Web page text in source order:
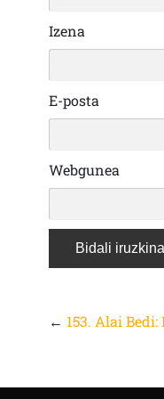
Izena
E-posta
Webgunea
← 153. Alai